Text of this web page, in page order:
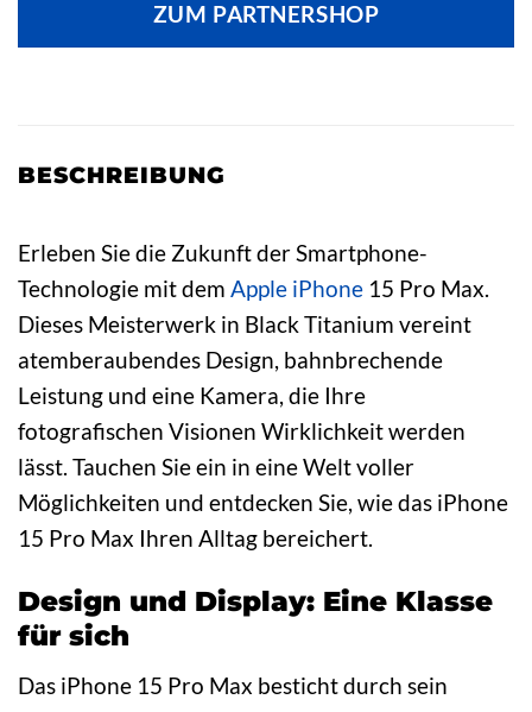
ZUM PARTNERSHOP
BESCHREIBUNG
Erleben Sie die Zukunft der Smartphone-
Technologie mit dem Apple iPhone 15 Pro Max.
Dieses Meisterwerk in Black Titanium vereint
atemberaubendes Design, bahnbrechende
Leistung und eine Kamera, die Ihre
fotografischen Visionen Wirklichkeit werden
lässt. Tauchen Sie ein in eine Welt voller
Möglichkeiten und entdecken Sie, wie das iPhone
15 Pro Max Ihren Alltag bereichert.
Design und Display: Eine Klasse
für sich
Das iPhone 15 Pro Max besticht durch sein